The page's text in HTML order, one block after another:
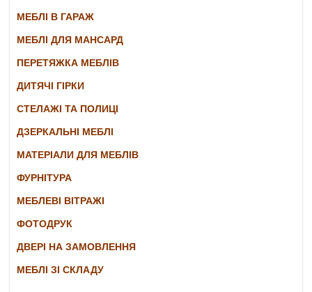
МЕБЛІ В ГАРАЖ
МЕБЛІ ДЛЯ МАНСАРД
ПЕРЕТЯЖКА МЕБЛІВ
ДИТЯЧІ ГІРКИ
СТЕЛАЖІ ТА ПОЛИЦІ
ДЗЕРКАЛЬНІ МЕБЛІ
МАТЕРІАЛИ ДЛЯ МЕБЛІВ
ФУРНІТУРА
МЕБЛЕВІ ВІТРАЖІ
ФОТОДРУК
ДВЕРІ НА ЗАМОВЛЕННЯ
МЕБЛІ ЗІ СКЛАДУ